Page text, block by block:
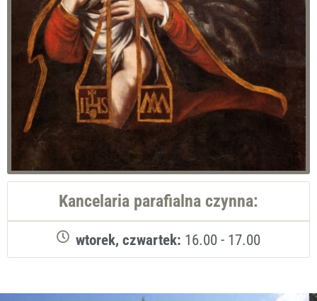
Kancelaria parafialna czynna:
wtorek, czwartek: 16.00 - 17.00